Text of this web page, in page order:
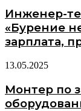
Инженер-
«Бурение
зарплата,
13.05.2025
Монтер по